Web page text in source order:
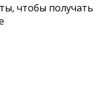
чтобы получать